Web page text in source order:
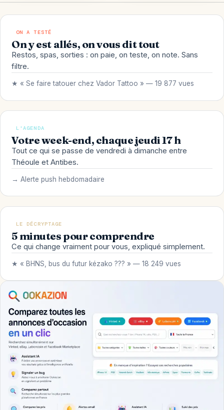
ON A TESTÉ
On y est allés, on vous dit tout
Restos, spas, sorties : on paie, on teste, on note. Sans
filtre.
★ « Se faire tatouer chez Vador Tattoo » — 19 877 vues
L'AGENDA
Votre week-end, chaque jeudi 17 h
Tout ce qui se passe de vendredi à dimanche entre
Théoule et Antibes.
→ Alerte push hebdomadaire
LE DÉCRYPTAGE
5 minutes pour comprendre
Ce qui change vraiment pour vous, expliqué simplement.
★ « BHNS, bus du futur kézako ??? » — 18 249 vues